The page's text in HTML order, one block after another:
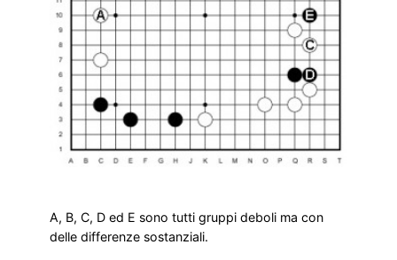
A, B, C, D ed E sono tutti gruppi deboli ma con
delle differenze sostanziali.